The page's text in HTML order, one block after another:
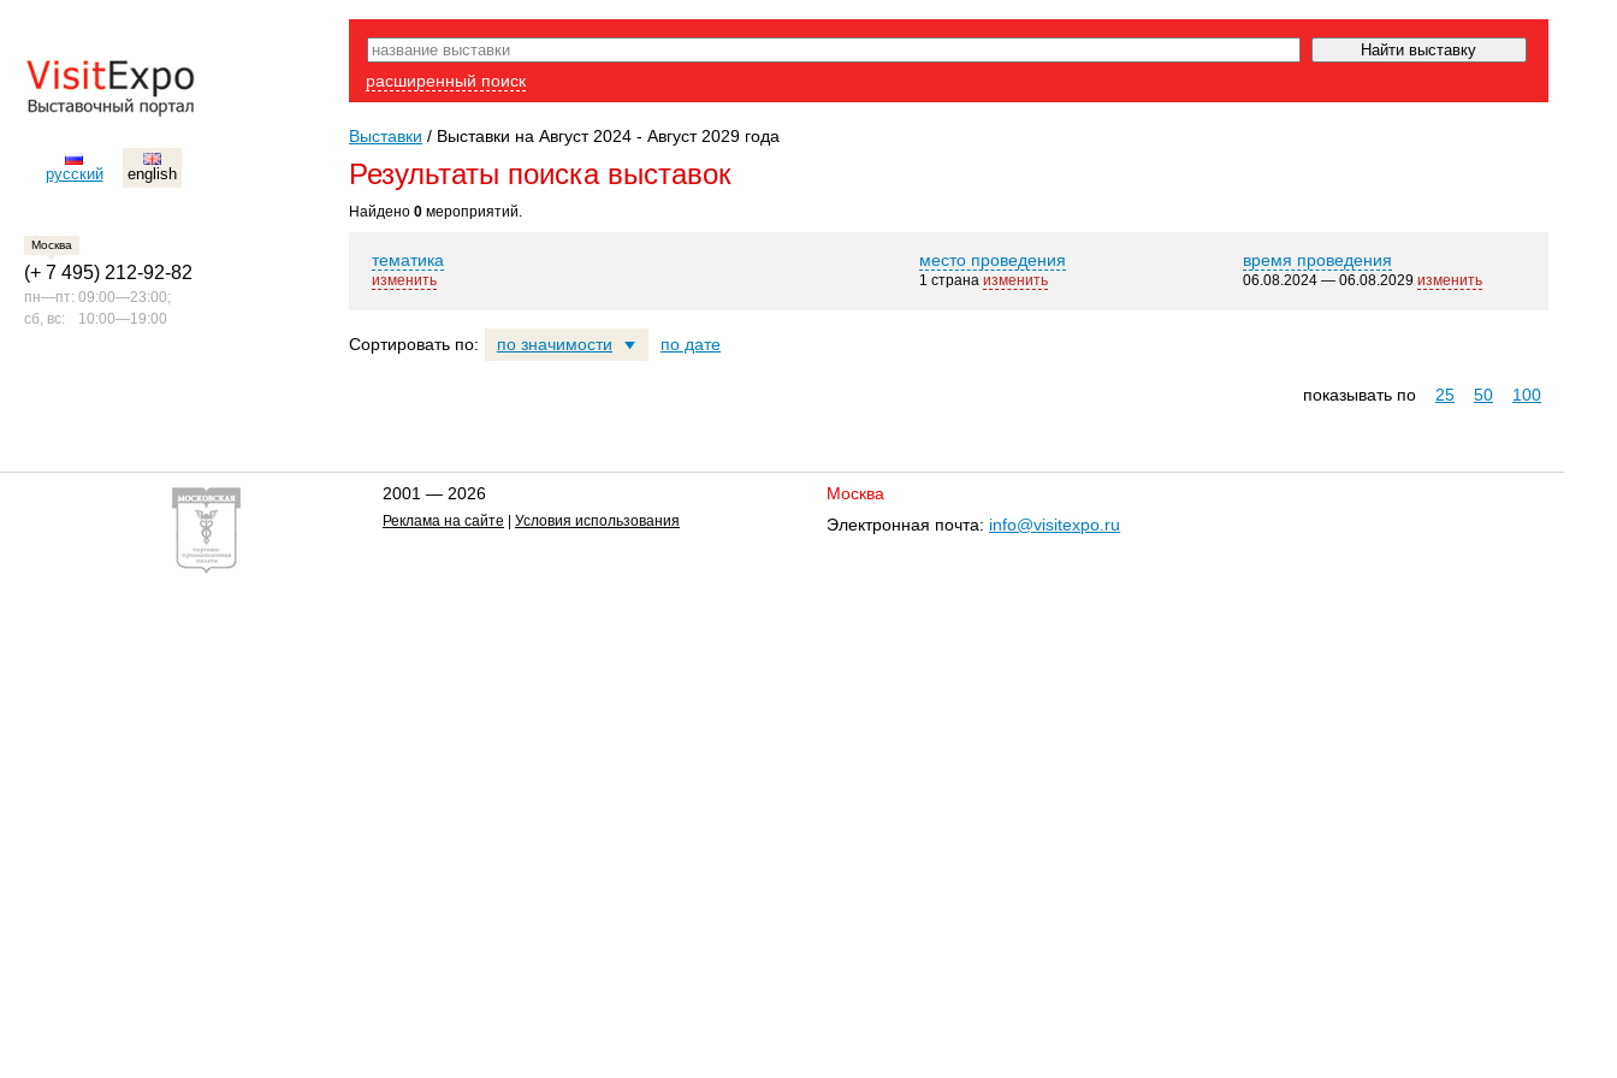
русский english
Москва
(+ 7 495) 212-92-82
пн—пт: 09:00—23:00;
сб, вс:
10:00—19:00
расширенный поиск
Выставки / Выставки на Август 2024 - Август 2029 года
Результаты поиска выставок
Найдено 0 мероприятий.
тематика
изменить
место проведения
1 страна изменить
время проведения
06.08.2024 — 06.08.2029 изменить
Сортировать по: по значимости по дате
показывать по 25 50 100
2001 — 2026
Реклама на сайте Условия использования
Москва
Электронная почта: info@visitexpo.ru